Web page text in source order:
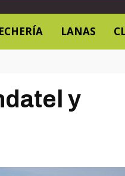
LANAS
y